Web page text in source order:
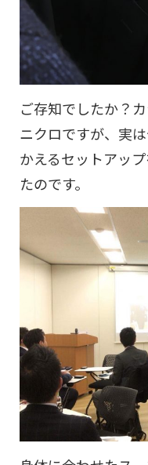
ご存知でしたか？
ニクロですが、実
かえるセットアッ
たのです。